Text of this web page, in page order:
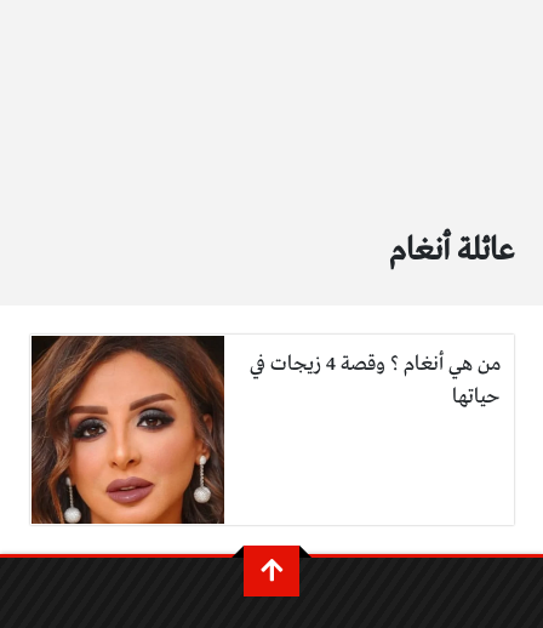
عائلة أنغام
من هي أنغام ؟ وقصة 4 زيجات في
حياتها